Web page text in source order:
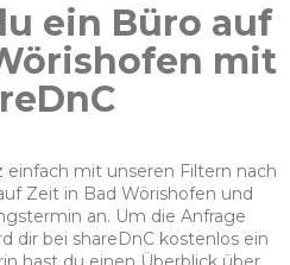
ein Büro auf
mit
einfach mit unseren Filtern nach
Zeit in Bad Wörishofen und
an. Um die Anfrage
dir bei shareDnC kostenlos ein